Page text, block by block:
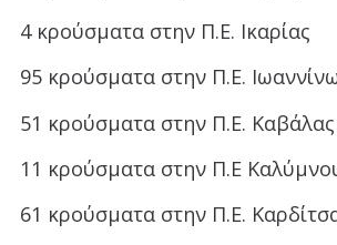
4 κρούσματα στην Π.Ε. Ικαρίας
95 κρούσματα στην Π.Ε.
51 κρούσματα στην Π.Ε. Καβάλας
11 κρούσματα στην Π.Ε
61 κρούσματα στην Π.Ε.